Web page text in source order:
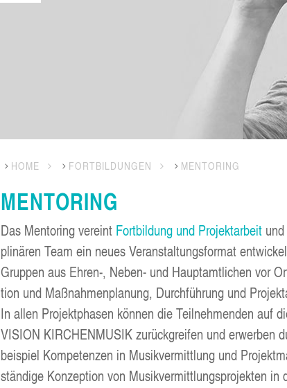
HOME FORT­BIL­DUN­GEN MEN­TO­RING
MEN­TO­RING
Das Men­to­ring ver­eint Fort­bil­dung und Pro­jekt­ar­beit
pli­nä­ren Team ein neu­es Ver­an­stal­tungs­for­mat
Grup­pen aus Ehren‑, Neben- und Haupt­amt­li­chen vor
ti­on und Maß­nah­men­pla­nung, Durch­füh­rung und
In allen Pro­jekt­pha­sen kön­nen die Teil­neh­men­den auf
VISI­ON KIR­CHEN­MU­SIK zurück­grei­fen und erwer­ben
bei­spiel Kom­pe­ten­zen in Musik­ver­mitt­lung und
stän­di­ge Kon­zep­ti­on von Musik­ver­mitt­lungs­pro­jek­ten in